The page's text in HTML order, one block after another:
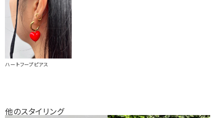
ハートフープピアス
他のスタイリング